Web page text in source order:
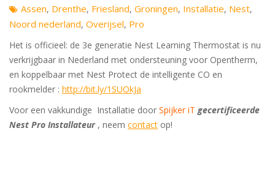
Assen, Drenthe, Friesland, Groningen, Installatie, Nest,
Noord nederland, Overijsel, Pro
Het is officieel: de 3e generatie Nest Learning Thermostat is nu
verkrijgbaar in Nederland met ondersteuning voor Opentherm,
en koppelbaar met Nest Protect de intelligente CO en
rookmelder : http://bit.ly/1SUOkJa
Voor een vakkundige Installatie door Spijker iT gecertificeerde
Nest Pro Installateur, neem contact op!